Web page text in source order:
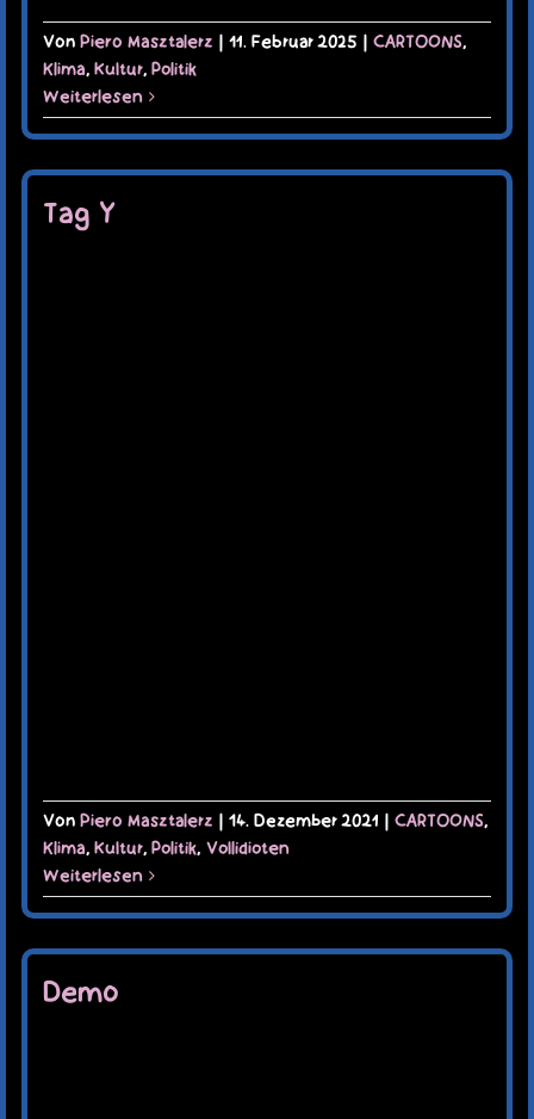
Von Piero Masztalerz | 11. Februar 2025 | CARTOONS,
Klima, Kultur, Politik
Weiterlesen
Tag Y
Von Piero Masztalerz | 14. Dezember 2021 | CARTOONS,
Klima, Kultur, Politik, Vollidioten
Weiterlesen
Demo